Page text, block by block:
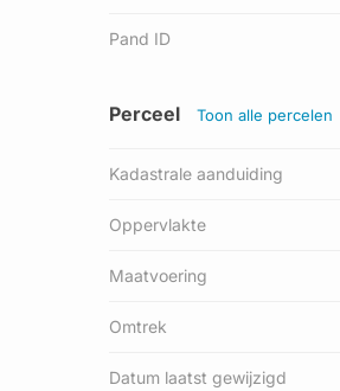
Pand ID
Perceel Toon alle percelen
Kadastrale aanduiding
Oppervlakte
Maatvoering
Omtrek
Datum laatst gewijzigd